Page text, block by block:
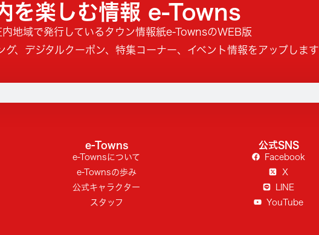
を楽しむ情報 e-Towns
内地域で発行しているタウン情報紙e-TownsのWEB版
グ、デジタルクーポン、特集コーナー、イベント情報をアップします
e-Towns
e-Townsについて
e-Townsの歩み
公式キャラクター
スタッフ
公式SNS
Facebook
X
LINE
YouTube